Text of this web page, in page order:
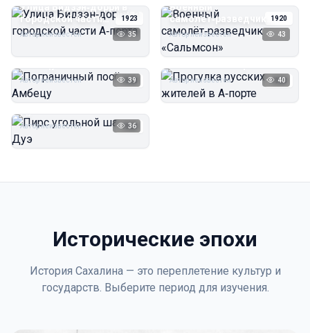
1923
Улица Бидзэн‑дорри в
городской части
А‑порта
Автор неизвестен 35
1920
Военный
самолёт‑разведчик
«Сальмсон»
Автор неизвестен 43
1923
Автор неизвестен 39 1923
Прогулка русских
Автор неизвестен 40
1923
Пирс угольной шахты
Автор неизвестен 36
Исторические эпохи
История Сахалина — это переплетение культур и
государств. Выберите период для изучения.